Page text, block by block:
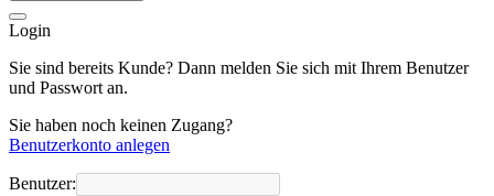
Login
Sie sind bereits Kunde? Dann melden Sie sich mit Ihrem Benutzer
und Passwort an.
Sie haben noch keinen Zugang?
Benutzerkonto anlegen
Benutzer: